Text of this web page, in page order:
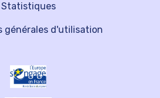
Statistiques
générales d'utilisation